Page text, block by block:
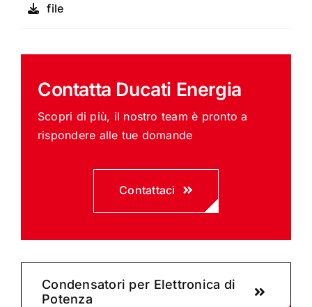
file
Contatta Ducati Energia
Scopri di più, il nostro team è pronto a
rispondere alle tue domande
Contattaci
Condensatori per Elettronica di
Potenza